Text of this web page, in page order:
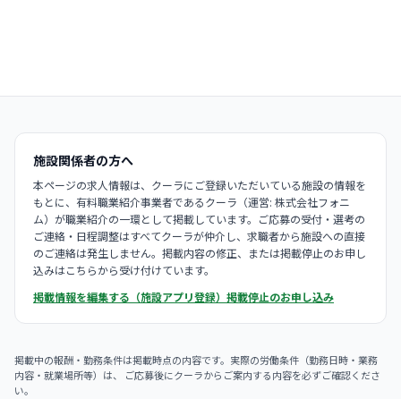
施設関係者の方へ
本ページの求人情報は、クーラにご登録いただいている施設の情報を
もとに、有料職業紹介事業者であるクーラ（運営: 株式会社フォニ
ム）が職業紹介の一環として掲載しています。ご応募の受付・選考の
ご連絡・日程調整はすべてクーラが仲介し、求職者から施設への直接
のご連絡は発生しません。掲載内容の修正、または掲載停止のお申し
込みはこちらから受け付けています。
掲載情報を編集する（施設アプリ登録） 掲載停止のお申し込み
掲載中の報酬・勤務条件は掲載時点の内容です。実際の労働条件（勤務日時・業務
内容・就業場所等）は、 ご応募後にクーラからご案内する内容を必ずご確認くださ
い。